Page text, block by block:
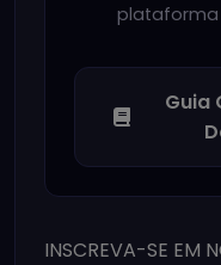
plataforma
Guia
INSCREVA-SE EM